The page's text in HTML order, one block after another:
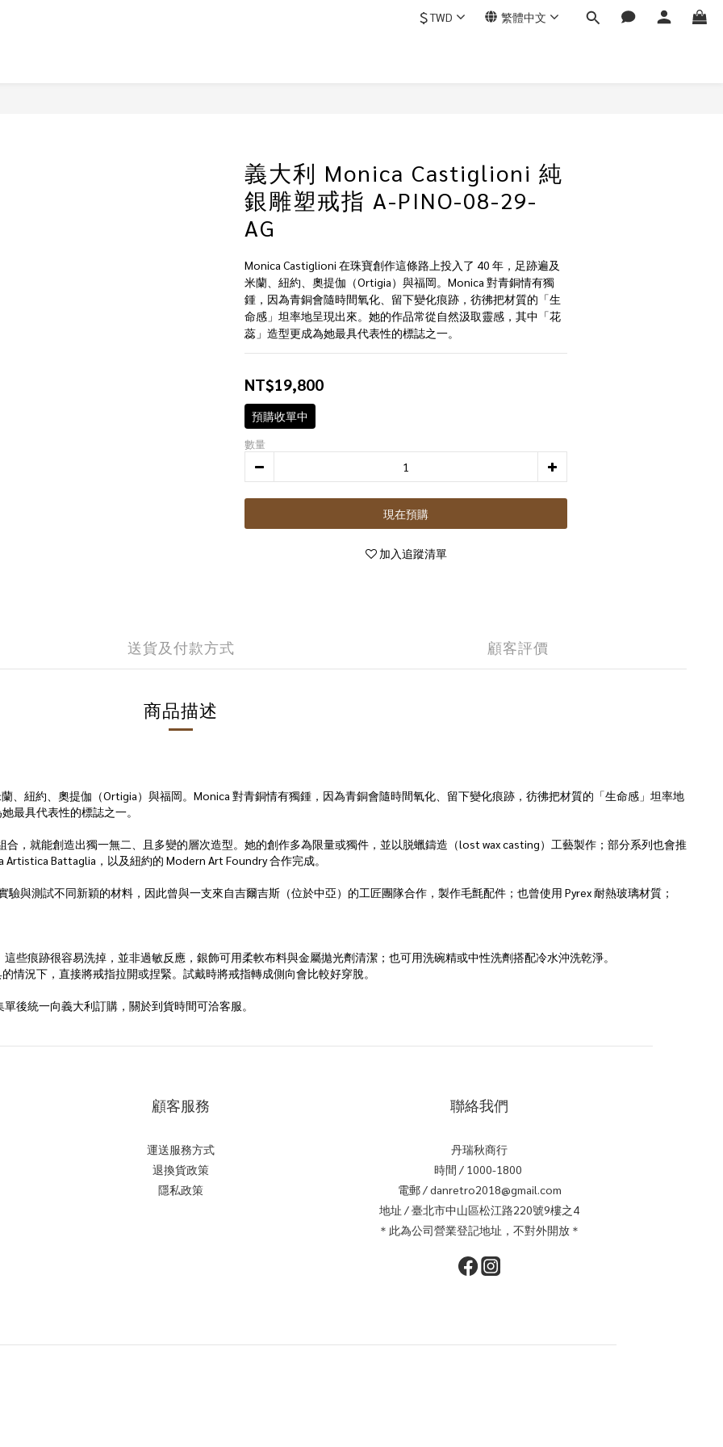
$TWD 繁體中文
義大利 Monica Castiglioni 純
銀雕塑戒指 A-PINO-08-29-
AG
Monica Castiglioni 在珠寶創作這條路上投入了 40 年，足跡遍及
米蘭、紐約、奧提伽（Ortigia）與福岡。Monica 對青銅情有獨
鍾，因為青銅會隨時間氧化、留下變化痕跡，彷彿把材質的「生
命感」坦率地呈現出來。她的作品常從自然汲取靈感，其中「花
蕊」造型更成為她最具代表性的標誌之一。
NT$19,800
預購收單中
數量
現在預購
加入追蹤清單
送貨及付款方式 顧客評價
商品描述
、紐約、奧提伽（Ortigia）與福岡。Monica 對青銅情有獨鍾，因為青銅會隨時間氧化、留下變化痕跡，彷彿把材質的「生命感」坦率地
最具代表性的標誌之一。
，就能創造出獨一無二、且多變的層次造型。她的創作多為限量或獨件，並以脱蠟鑄造（lost wax casting）工藝製作；部分系列也會推
Battaglia，以及紐約的 Modern Art Foundry 合作完成。
與測試不同新穎的材料，因此曾與一支來自吉爾吉斯（位於中亞）的工匠團隊合作，製作毛氈配件；也曾使用 Pyrex 耐熱玻璃材質；
些痕跡很容易洗掉，並非過敏反應，銀飾可用柔軟布料與金屬拋光劑清潔；也可用洗碗精或中性洗劑搭配冷水沖洗乾淨。
況下，直接將戒指拉開或捏緊。試戴時將戒指轉成側向會比較好穿脫。
後統一向義大利訂購，關於到貨時間可洽客服。
顧客服務
運送服務方式
退換貨政策
隱私政策
聯絡我們
丹瑞秋商行
時間 / 1000-1800
電郵 / danretro2018@gmail.com
地址 / 臺北市中山區松江路220號9樓之4
＊此為公司營業登記地址，不對外開放＊